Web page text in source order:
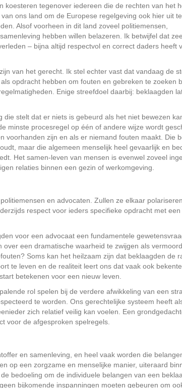
tegenover iedereen die de rechten van het
ons land om de Europese regelgeving ook hier uit te
Alsof voorheen in dit land zoveel politiemensen,
hebben willen belazeren. Ik betwijfel dat
– bijna altijd respectvol en correct daders heeft
van het gerecht. Ik stel echter vast dat vandaag de
opdracht hebben om fouten en gebreken te zoeken
Enige streefdoel daarbij: beklaagden
stelt dat er niets is gebeurd als het niet bewezen
minste procesregel op één of andere wijze wordt
voorhanden zijn en als er niemand fouten maakt. Die
maar die algemeen menselijk heel gevaarlijk en
Het samen-leven van mensen is evenwel zoveel
relaties binnen een gezin of werkomgeving.
en advocaten. Zullen ze elkaar
respect voor ieders specifieke opdracht met
voor een advocaat een fundamentele
een dramatische waarheid te zwijgen als
Soms kan het heilzaam zijn dat beklaagden de
te leven en de realiteit leert ons dat vaak ook
betekenen voor een nieuw leven.
rol spelen bij de verdere afwikkeling van een
te worden. Ons gerechtelijke systeem heeft
zich relatief veilig kan voelen. Een
voor de afgesproken spelregels.
en samenleving, en heel vaak worden die
op een zorgzame en menselijke manier, uiteraard
bedoeling om de individuele belangen van een
bijkomende inspanningen moeten gebeuren om